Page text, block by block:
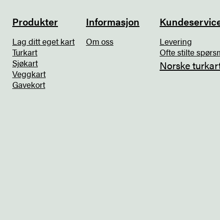
Produkter
Lag ditt eget kart
Turkart
Sjøkart
Veggkart
Gavekort
Informasjon
Om oss
Levering
Ofte stilte
Norske